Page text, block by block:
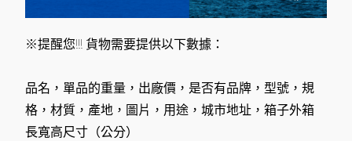
※提醒您!!! 貨物需要提供以下數據：
品名，單品的重量，出廠價，是否有品牌，型號，規
格，材質，產地，圖片，用途，城市地址，箱子外箱
長寬高尺寸（公分）